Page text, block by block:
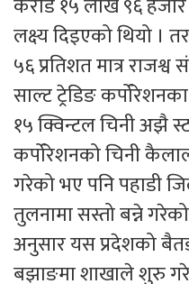
लक्ष्य दिइएको थियो ।
५६ प्रतिशत मात्र
साल्ट ट्रेडिङ
१५ क्विन्टल चिनी अझै
कर्पोरेशनको चिनी
गरेको भए पनि पहाडी
तुलनामा सस्तो बन्ने
अनुसार यस प्रदेशको
बझाङमा शाखाले शुरु